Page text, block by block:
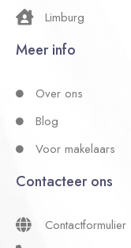
Limburg
Meer info
Over ons
Blog
Voor makelaars
Contacteer ons
Contactformulier